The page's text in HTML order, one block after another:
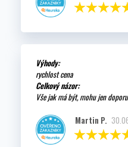
Výhody:
rychlost cena
Celkový názor:
Vše jak má být, mohu jen
Martin P.